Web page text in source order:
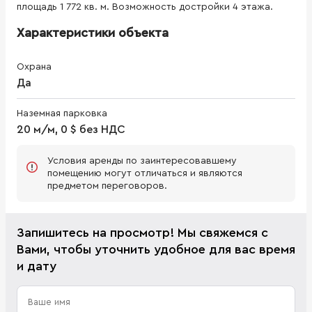
площадь 1 772 кв. м. Возможность достройки 4 этажа.
Характеристики объекта
Охрана
Да
Наземная парковка
20 м/м, 0 $ без НДС
Условия аренды по заинтересовавшему
помещению могут отличаться и являются
предметом переговоров.
Запишитесь на просмотр! Мы свяжемся с
Вами, чтобы уточнить удобное для вас время
и дату